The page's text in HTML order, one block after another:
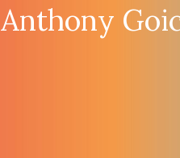
Anthony